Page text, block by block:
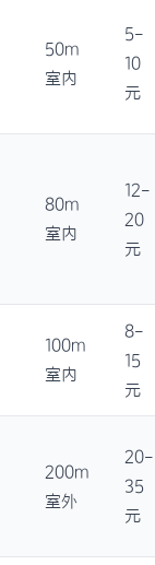
50m
室内
5-
10
元
80m
室内
12-
20
元
100m
室内
8-
15
元
200m
室外
20-
35
元